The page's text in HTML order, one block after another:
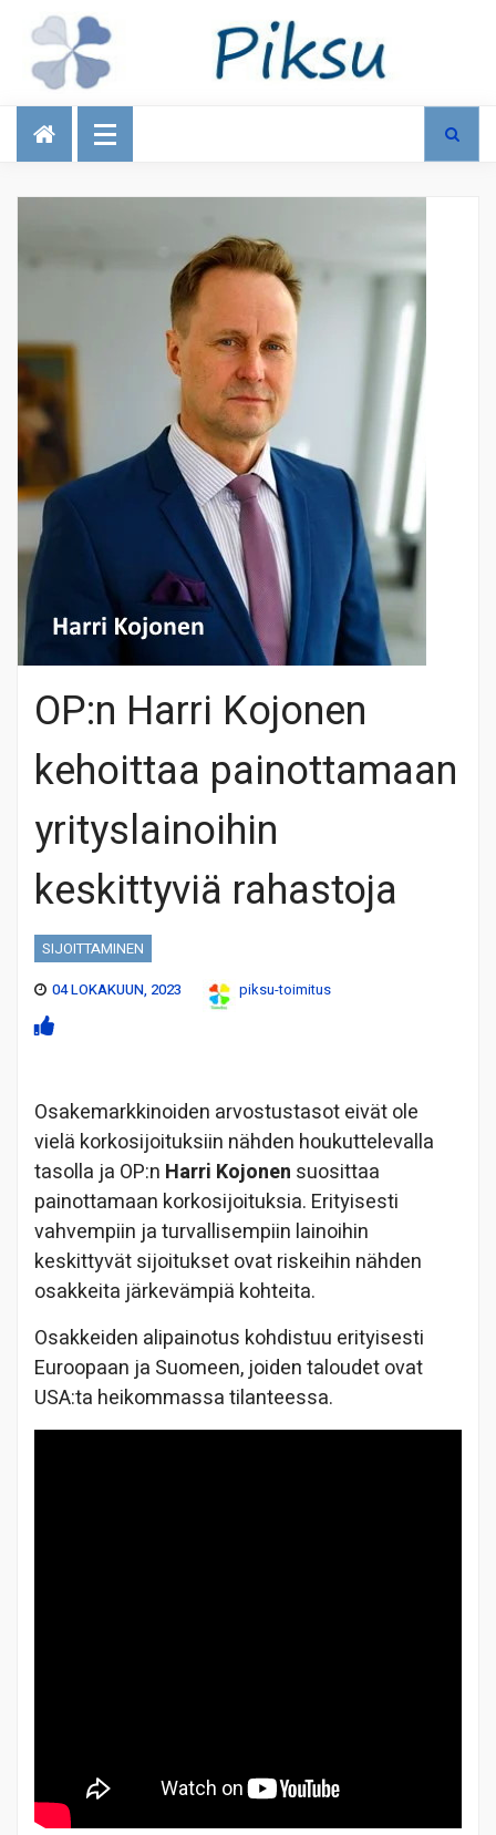
Talous
OP:n Harri Kojonen
kehoittaa painottamaan
yrityslainoihin
keskittyviä rahastoja
SIJOITTAMINEN
04 LOKAKUUN, 2023
piksu-toimitus
Osakemarkkinoiden arvostustasot eivät ole
vielä korkosijoituksiin nähden houkuttelevalla
tasolla ja OP:n Harri Kojonen suosittaa
painottamaan korkosijoituksia. Erityisesti
vahvempiin ja turvallisempiin lainoihin
keskittyvät sijoitukset ovat riskeihin nähden
osakkeita järkevämpiä kohteita.
Osakkeiden alipainotus kohdistuu erityisesti
Euroopaan ja Suomeen, joiden taloudet ovat
USA:ta heikommassa tilanteessa.